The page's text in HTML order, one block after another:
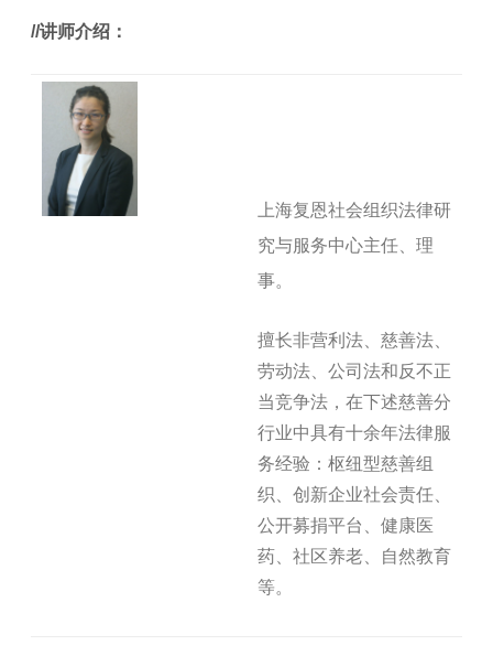
//讲师介绍：
上海复恩社会组织法律研
究与服务中心主任、理
事。
擅长非营利法、慈善法、
劳动法、公司法和反不正
当竞争法，在下述慈善分
行业中具有十余年法律服
务经验：枢纽型慈善组
织、创新企业社会责任、
公开募捐平台、健康医
药、社区养老、自然教育
等。